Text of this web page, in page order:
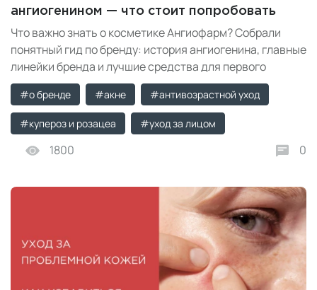
ангиогенином — что стоит попробовать
Что важно знать о косметике Ангиофарм? Собрали
понятный гид по бренду: история ангиогенина, главные
линейки бренда и лучшие средства для первого
знакомства.
#о бренде #акне #антивозрастной уход
#купероз и розацеа #уход за лицом
1800 0